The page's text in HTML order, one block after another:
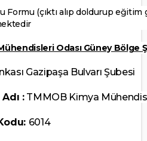
Formu (çıktı alıp doldurup
Odası Güney Bölge
Gazipaşa Bulvarı Şubesi
:TMMOB Kimya
6014